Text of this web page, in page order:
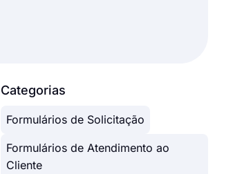
Categorias
Formulários de Solicitação
Formulários de Atendimento ao
Cliente